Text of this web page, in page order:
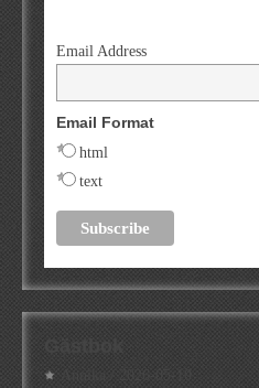
Email Address
Email Format
html
text
2026-05-10